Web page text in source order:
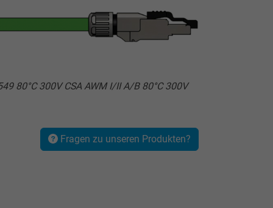
80°C 300V CSA AWM I/II A/B 80°C 300V
Fragen zu unseren Produkten?